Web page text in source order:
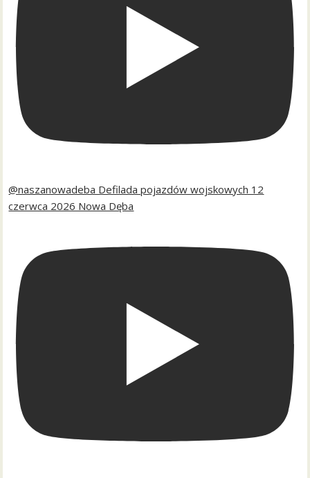
@naszanowadeba Defilada pojazdów wojskowych 12
czerwca 2026 Nowa Dęba